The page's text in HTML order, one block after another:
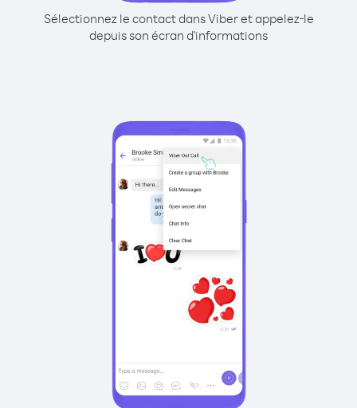
Sélectionnez le contact dans Viber et appelez-le
depuis son écran d'informations